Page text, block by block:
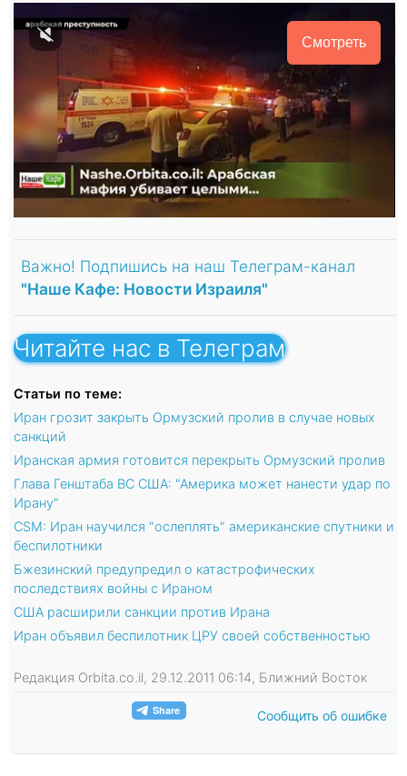
Смотреть
Важно! Подпишись на наш Телеграм-канал
"Наше Кафе: Новости Израиля"
Читайте нас в Телеграм
Статьи по теме:
Иран грозит закрыть Ормузский пролив в случае новых
санкций
Иранская армия готовится перекрыть Ормузский пролив
Глава Генштаба ВС США: "Америка может нанести удар по
Ирану"
CSM: Иран научился "ослеплять" американские спутники и
беспилотники
Бжезинский предупредил о катастрофических
последствиях войны с Ираном
США расширили санкции против Ирана
Иран объявил беспилотник ЦРУ своей собственностью
Редакция Orbita.co.il, 29.12.2011 06:14, Ближний Восток
Сообщить об ошибке